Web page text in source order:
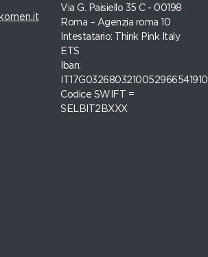
Via G. Paisiello 35 C - 00198
Roma – Agenzia roma 10
Intestatario: Think Pink Italy
ETS
Iban:
IT17G0326803210052966541910
Codice SWIFT =
SELBIT2BXXX